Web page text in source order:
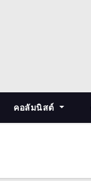
คอลัมนิสต์